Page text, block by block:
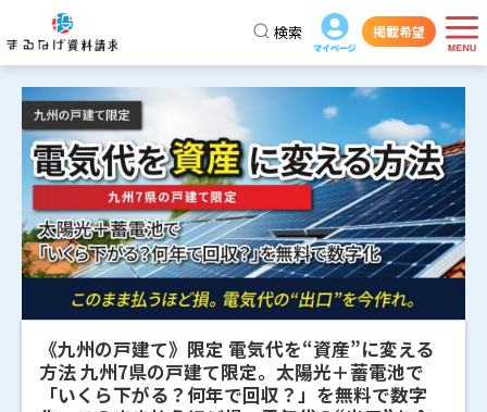
掲載希望
検索
《九州の戸建て》限定 電気代を“資産”に変える
方法 九州7県の戸建て限定。太陽光＋蓄電池で
「いくら下がる？何年で回収？」を無料で数字